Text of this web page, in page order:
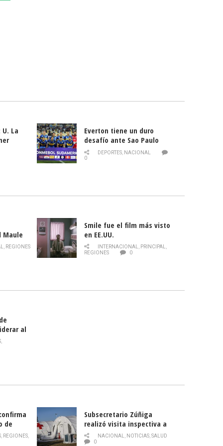
La
Everton tiene un duro
desafío ante Sao Paulo
DEPORTES, NACIONAL
0
Maule
de la
, REGIONES
Smile fue el film más visto
en EE.UU.
INTERNACIONAL, PRINCIPAL,
REGIONES
0
al
,
de
, REGIONES,
Subsecretario Zúñiga
realizó visita inspectiva a
Hospital Modular Sótero del
Río
NACIONAL, NOTICIAS,SALUD
0